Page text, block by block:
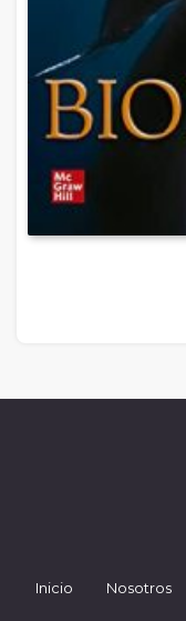
Inicio Nosotros